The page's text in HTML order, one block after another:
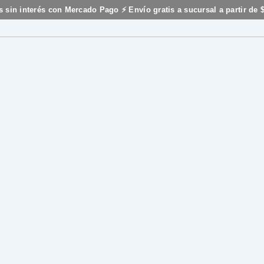
sin interés con Mercado Pago ⚡ Envío gratis a sucursal a partir de